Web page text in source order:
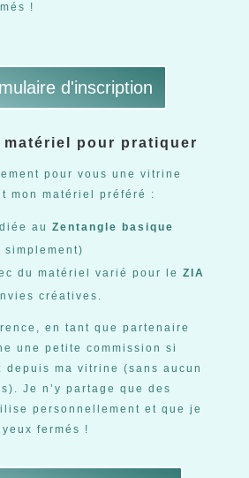
!
d'inscription
matériel pour pratiquer
pour vous une vitrine
mon matériel préféré :
au Zentangle basique
simplement)
du matériel varié pour le ZIA
créatives.
en tant que partenaire
une petite commission si
depuis ma vitrine (sans aucun
Je n’y partage que des
personnellement et que je
fermés !